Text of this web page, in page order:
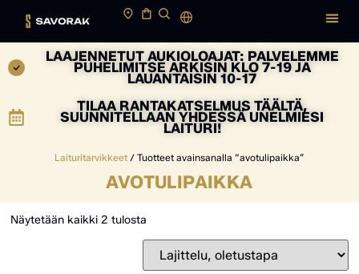
LAAJENNETUT AUKIOLOAJAT: PALVELEMME
PUHELIMITSE ARKISIN KLO 7-19 JA
LAUANTAISIN 10-17
TILAA RANTAKATSELMUS TÄÄLTÄ,
SUUNNITELLAAN YHDESSÄ UNELMIESI
LAITURI!
Laituritarvikkeet / Tuotteet avainsanalla “avotulipaikka”
AVOTULIPAIKKA
Näytetään kaikki 2 tulosta